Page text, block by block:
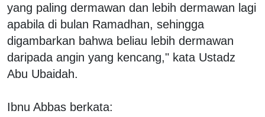
yang paling dermawan dan lebih dermawan lagi
apabila di bulan Ramadhan, sehingga
digambarkan bahwa beliau lebih dermawan
daripada angin yang kencang," kata Ustadz
Abu Ubaidah.
Ibnu Abbas berkata: